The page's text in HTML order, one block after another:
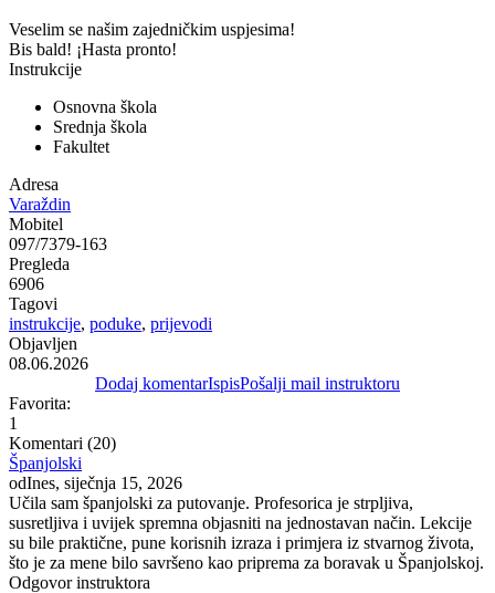
Veselim se našim zajedničkim uspjesima!
Bis bald! ¡Hasta pronto!
Instrukcije
Osnovna škola
Srednja škola
Fakultet
Adresa
Varaždin
Mobitel
097/7379-163
Pregleda
6906
Tagovi
instrukcije, poduke, prijevodi
Objavljen
08.06.2026
Dodaj komentarIspisPošalji mail instruktoru
Favorita:
1
Komentari (20)
Španjolski
odInes, siječnja 15, 2026
Učila sam španjolski za putovanje. Profesorica je strpljiva,
susretljiva i uvijek spremna objasniti na jednostavan način. Lekcije
su bile praktične, pune korisnih izraza i primjera iz stvarnog života,
što je za mene bilo savršeno kao priprema za boravak u Španjolskoj.
Odgovor instruktora